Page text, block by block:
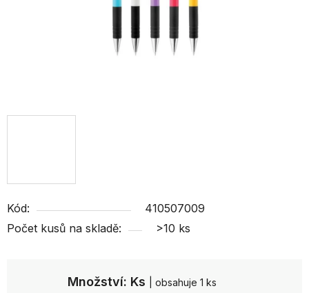
Množství: Ks
| obsahuje 1 ks
Kód:
410507009
Počet kusů na skladě:
>10 ks